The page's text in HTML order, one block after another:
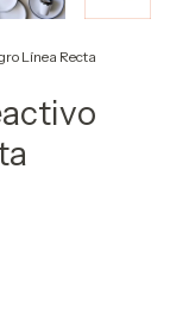
Línea Recta